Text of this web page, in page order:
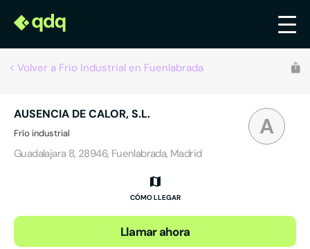
Volver a Frio Industrial en Fuenlabrada
A
AUSENCIA DE CALOR, S.L.
Frío industrial
Guadalajara 8, 28946, Fuenlabrada, Madrid
CÓMO LLEGAR
Llamar ahora